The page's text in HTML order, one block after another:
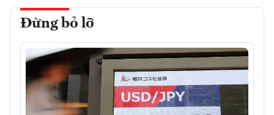
Đừng bỏ lỡ